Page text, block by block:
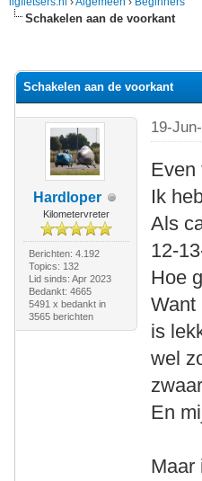
Schakelen aan de voorkant
Schakelen aan de voorkant
Hardloper
Kilometervreter
Berichten: 4.192
Topics: 132
Lid sinds: Apr 2023
Bedankt: 4665
5491 x bedankt in
3565 berichten
19-
Even
Ik
Als
12-
Hoe
Want
is
wel
En
Maar